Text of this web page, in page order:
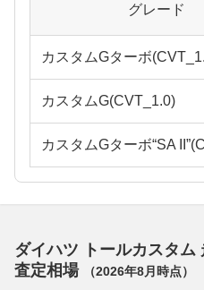
グレード
カスタムGターボ
カスタムG(CVT_1.0)
カスタムGターボ“SA
ダイハツ トールカスタム
査定相場
（2026年8月 時点）